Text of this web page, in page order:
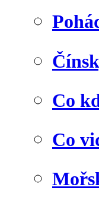
Co
Co